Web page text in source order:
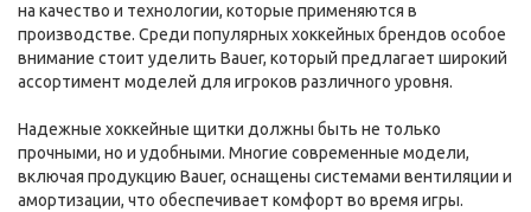
на качество и технологии, которые применяются в
производстве. Среди популярных хоккейных брендов особое
внимание стоит уделить Bauer, который предлагает широкий
ассортимент моделей для игроков различного уровня.
Надежные хоккейные щитки должны быть не только
прочными, но и удобными. Многие современные модели,
включая продукцию Bauer, оснащены системами вентиляции и
амортизации, что обеспечивает комфорт во время игры.